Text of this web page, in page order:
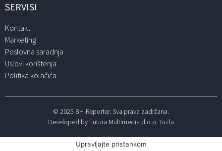
SERVISI
Kontakt
Marketing
Poslovna saradnja
Uslovi korištenja
Politika kolačića
© 2025 BH-Reporter. Sva prava zadržana.
Developed by Futura Multimedia d.o.o. Tuzla
Upravljajte pristankom